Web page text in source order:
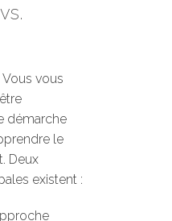
vous
démarche
le
Deux
existent :